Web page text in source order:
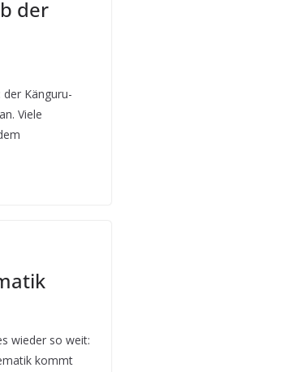
der
Känguru-
Viele
wieder so weit:
kommt